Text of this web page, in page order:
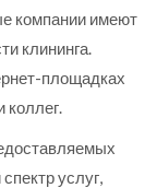
компании имеют
клининга.
площадках
коллег.
услуг,